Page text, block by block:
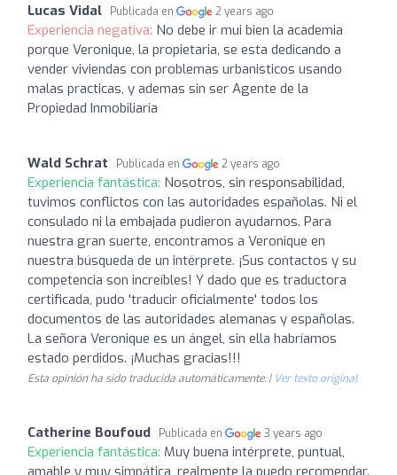
Lucas Vidal Publicada en 2 years ago
Experiencia negativa: No debe ir mui bien la academia
porque Veronique, la propietaria, se esta dedicando a
vender viviendas con problemas urbanisticos usando
malas practicas, y ademas sin ser Agente de la
Propiedad Inmobiliaria
Wald Schrat Publicada en 2 years ago
Experiencia fantástica: Nosotros, sin responsabilidad,
tuvimos conflictos con las autoridades españolas. Ni el
consulado ni la embajada pudieron ayudarnos. Para
nuestra gran suerte, encontramos a Veronique en
nuestra búsqueda de un intérprete. ¡Sus contactos y su
competencia son increíbles! Y dado que es traductora
certificada, pudo 'traducir oficialmente' todos los
documentos de las autoridades alemanas y españolas.
La señora Veronique es un ángel, sin ella habríamos
estado perdidos. ¡Muchas gracias!!!
Esta opinión ha sido traducida automáticamente. | Ver texto original
Catherine Boufoud Publicada en 3 years ago
Experiencia fantástica: Muy buena intérprete, puntual,
amable y muy simpática, realmente la puedo recomendar.